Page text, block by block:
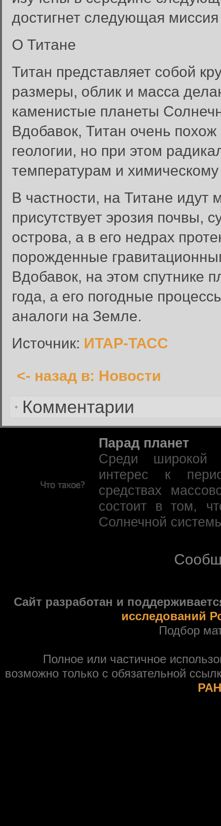
достигнет следующая
О Титане
Титан представляет собой
размеры, облик и масса
каменистые планеты
Вдобавок, Титан очень
геологии, но при этом
температурам и химическому
В частности, на Титане
присутствует эрозия почвы,
острова, а в его недрах
порожденные
Вдобавок, на этом спутнике
года, а его погодные
аналоги на Земле.
Источник: ИТАР-ТАСС
<- назад в: Новости
Комментарии
Вход в систему
Введите имя пользователя и
Вход в систему
Имя пользователя:
Забыли пароль?
Парад планет
Среди широкой
интерес к
средствах
состоит в том,
Солнечной
Сайт разработан и
исследований
Подбор
Полное или частичное
возможно только с обязательной